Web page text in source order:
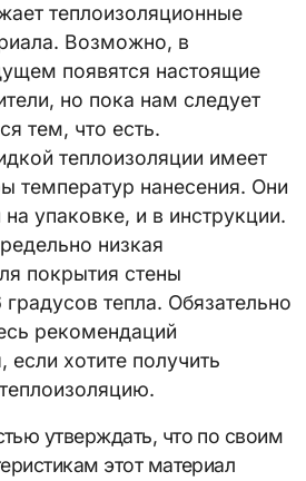
теплоизоляционные
Возможно, в
появятся настоящие
но пока нам следует
тем, что есть.
теплоизоляции имеет
температур нанесения. Они
упаковке, и в инструкции.
низкая
покрытия стены
градусов тепла. Обязательно
рекомендаций
если хотите получить
утверждать, что по своим
этот материал